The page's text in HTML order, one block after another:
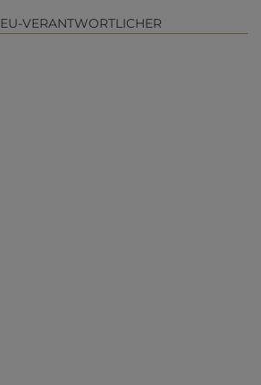
EU-VERANTWORTLICHER